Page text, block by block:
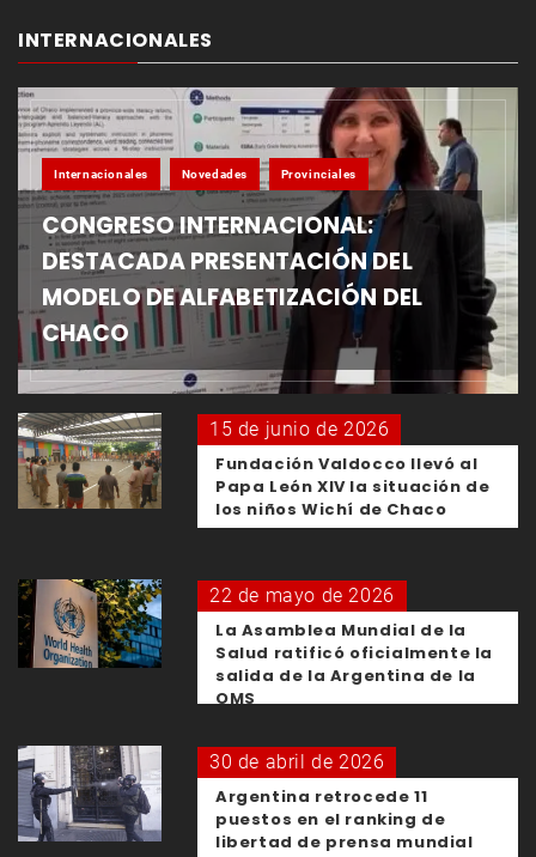
INTERNACIONALES
Internacionales Novedades Provinciales
CONGRESO INTERNACIONAL:
DESTACADA PRESENTACIÓN DEL
MODELO DE ALFABETIZACIÓN DEL
CHACO
15 de junio de 2026
Fundación Valdocco llevó al
Papa León XIV la situación de
los niños Wichí de Chaco
22 de mayo de 2026
La Asamblea Mundial de la
Salud ratificó oficialmente la
salida de la Argentina de la
OMS
30 de abril de 2026
Argentina retrocede 11
puestos en el ranking de
libertad de prensa mundial